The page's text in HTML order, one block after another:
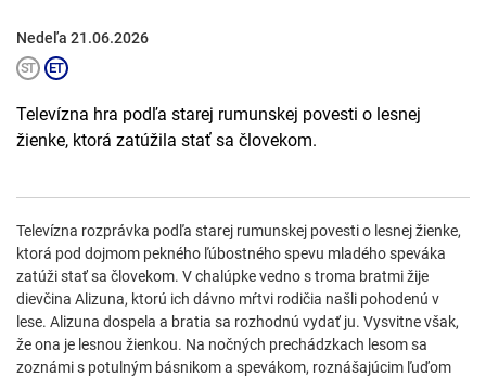
Nedeľa 21.06.2026
Televízna hra podľa starej rumunskej povesti o lesnej
žienke, ktorá zatúžila stať sa človekom.
Televízna rozprávka podľa starej rumunskej povesti o lesnej žienke,
ktorá pod dojmom pekného ľúbostného spevu mladého speváka
zatúži stať sa človekom. V chalúpke vedno s troma bratmi žije
dievčina Alizuna, ktorú ich dávno mŕtvi rodičia našli pohodenú v
lese. Alizuna dospela a bratia sa rozhodnú vydať ju. Vysvitne však,
že ona je lesnou žienkou. Na nočných prechádzkach lesom sa
zoznámi s potulným básnikom a spevákom, roznášajúcim ľuďom